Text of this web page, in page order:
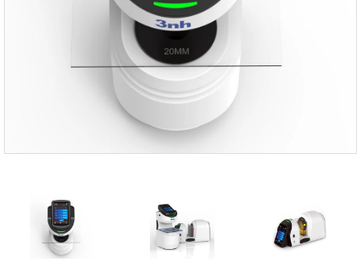
e-Plus Innovation
GREISINGER
HEIDON